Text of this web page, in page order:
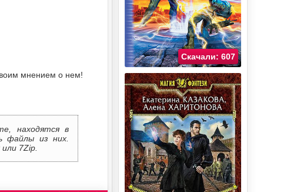
мнением о нем!
находятся в
файлы из них.
7Zip.
Скачали: 607